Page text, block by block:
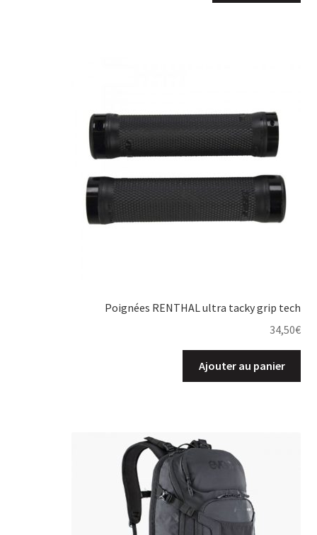
Poignées RENTHAL ultra tacky grip tech
34,50€
Ajouter au panier